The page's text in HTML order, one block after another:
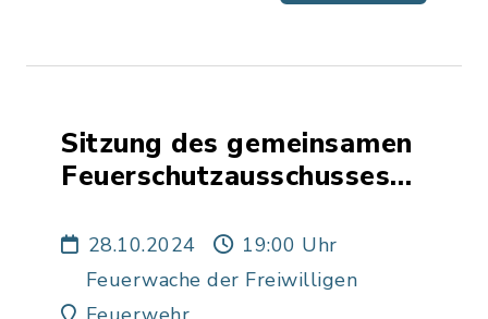
Sitzung des gemeinsamen
Feuerschutzausschusses
Heiligenstedten und
Bekmünde
28.10.2024
19:00 Uhr
Feuerwache der Freiwilligen